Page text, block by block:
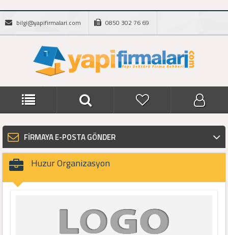
bilgi@yapifirmalari.com 0850 302 76 69
FİRMAYA E-POSTA GÖNDER
Huzur Organizasyon